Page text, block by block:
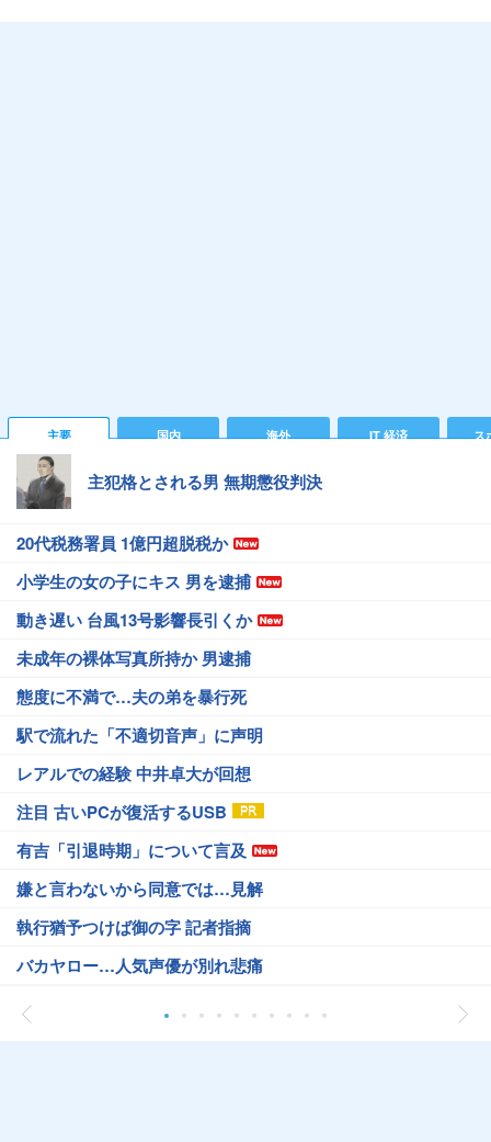
主要 国内 海外 IT 経済 ス
主犯格とされる男 無期懲役判決
20代税務署員 1億円超脱税か
小学生の女の子にキス 男を逮捕
動き遅い 台風13号影響長引くか
未成年の裸体写真所持か 男逮捕
態度に不満で…夫の弟を暴行死
駅で流れた「不適切音声」に声明
レアルでの経験 中井卓大が回想
注目 古いPCが復活するUSB
有吉「引退時期」について言及
嫌と言わないから同意では…見解
執行猶予つけば御の字 記者指摘
バカヤロー…人気声優が別れ悲痛